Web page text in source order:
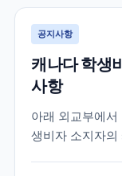
을...
공지사항
캐나다 학생
사항
아래 외교부에
생비자 소지자